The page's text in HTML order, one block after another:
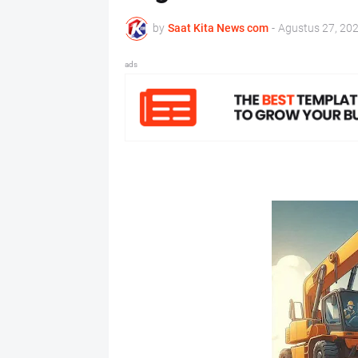
by Saat Kita News com - Agustus 27,
ads